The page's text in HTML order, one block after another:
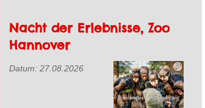
Nacht der Erlebnisse, Zoo
Hannover
Datum: 27.08.2026